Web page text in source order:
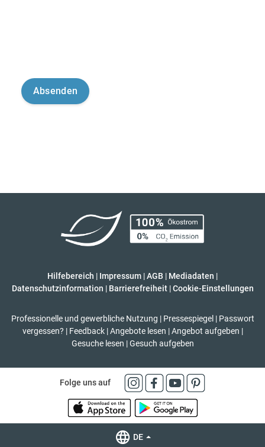
Hilfebereich | Impressum |AGB | Mediadaten |
Datenschutzinformation | Barrierefreiheit | Cookie-Einstellungen
Professionelle und gewerbliche Nutzung | Pressespiegel | Passwort
vergessen? | Feedback | Angebote lesen | Angebot aufgeben |
Gesuche lesen | Gesuch aufgeben
Folge uns auf
DE